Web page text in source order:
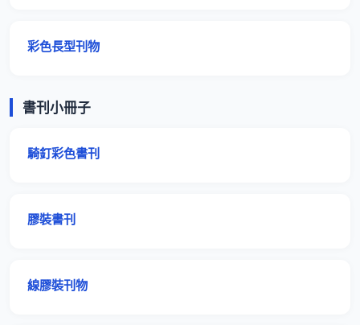
彩色長型刊物
書刊小冊子
騎釘彩色書刊
膠裝書刊
線膠裝刊物